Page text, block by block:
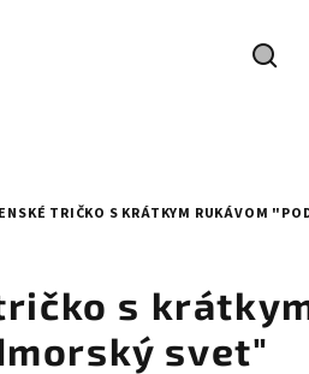
TRIČKO S KRÁTKYM RUKÁVOM
s
svet"